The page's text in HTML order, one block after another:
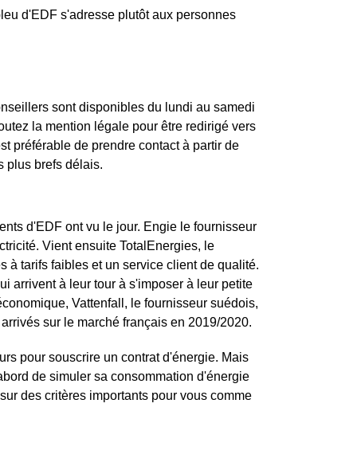
d'EDF s'adresse plutôt aux personnes
sont disponibles du lundi au samedi
la mention légale pour être redirigé vers
préférable de prendre contact à partir de
plus brefs délais.
d'EDF ont vu le jour. Engie le fournisseur
Vient ensuite TotalEnergies, le
à tarifs faibles et un service client de qualité.
arrivent à leur tour à s'imposer à leur petite
Vattenfall, le fournisseur suédois,
sur le marché français en 2019/2020.
pour souscrire un contrat d'énergie. Mais
de simuler sa consommation d'énergie
des critères importants pour vous comme